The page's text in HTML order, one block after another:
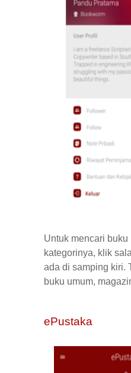
Untuk mencari buku
kategorinya, klik
ada di samping kiri.
buku umum,
ePustaka